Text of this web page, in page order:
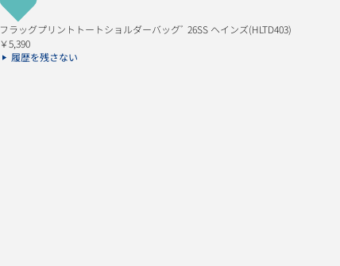
フラッグプリントトートショルダーバッグﾞ 26SS ヘインズ(HLTD403)
￥5,390
履歴を残さない